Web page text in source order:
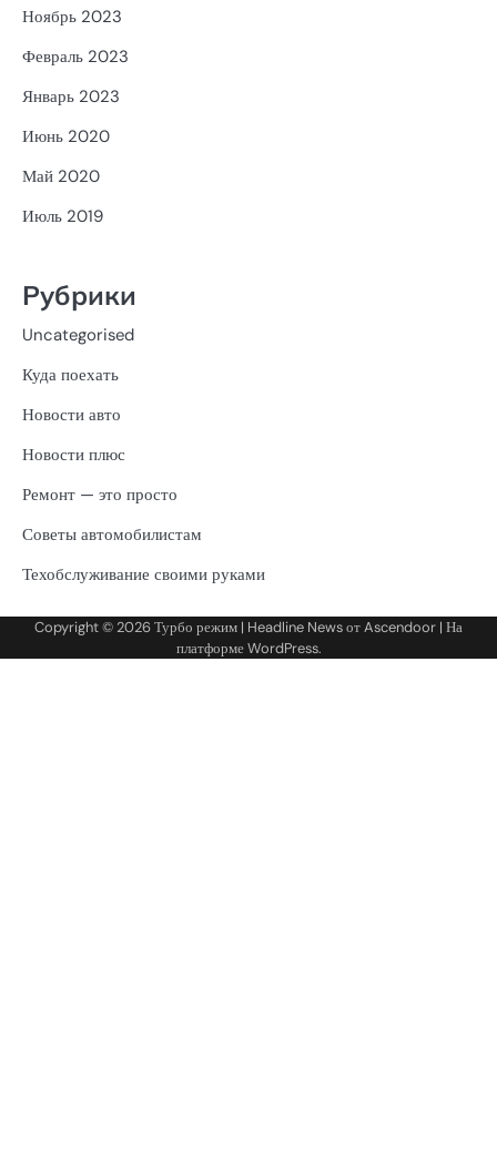
Ноябрь 2023
Февраль 2023
Январь 2023
Июнь 2020
Май 2020
Июль 2019
Рубрики
Uncategorised
Куда поехать
Новости авто
Новости плюс
Ремонт — это просто
Советы автомобилистам
Техобслуживание своими руками
Copyright © 2026Турбо режим | Headline News отAscendoor | На
платформеWordPress.